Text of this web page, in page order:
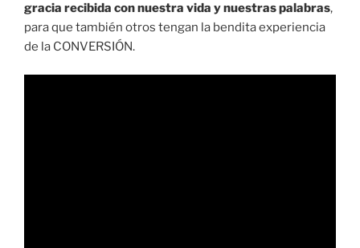
gracia recibida con nuestra vida y nuestras palabras,
para que también otros tengan la bendita experiencia
de la CONVERSIÓN.